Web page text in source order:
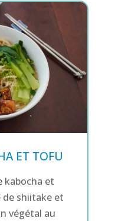
ET TOFU
kabocha et
shiitake et
végétal au